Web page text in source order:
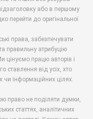
або в першому
перейти до оригінальної
права, забезпечувати
правильну атрибуцію
цінуємо працю авторів і
ставлення від усіх, хто
чи інформаційних цілях.
право не поділяти думки,
статтях, аналітичних